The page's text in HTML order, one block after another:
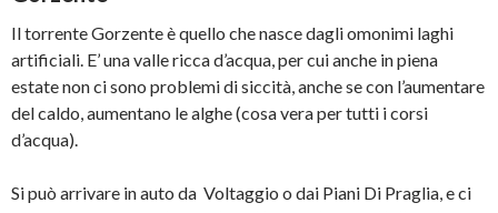
Il torrente Gorzente è quello che nasce dagli omonimi laghi
artificiali. E’ una valle ricca d’acqua, per cui anche in piena
estate non ci sono problemi di siccità, anche se con l’aumentare
del caldo, aumentano le alghe (cosa vera per tutti i corsi
d’acqua).
Si può arrivare in auto da Voltaggio o dai Piani Di Praglia, e ci